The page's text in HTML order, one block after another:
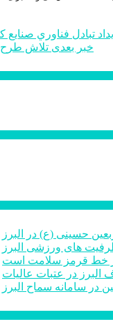
تبادل فناوري
خبر بعدی تلاش طرح
حسینی (ع) در البرز
های ورزشی البرز
خط قرمز سلامت است
در عتبات عالیات